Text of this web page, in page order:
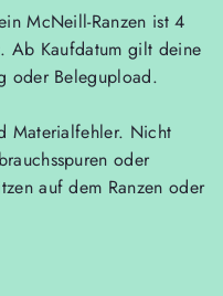
McNeill-Ranzen ist 4
Ab Kaufdatum gilt deine
oder Belegupload.
Materialfehler. Nicht
oder
auf dem Ranzen oder